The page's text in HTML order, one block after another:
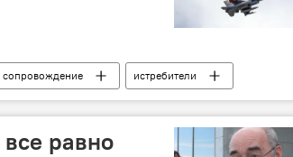
сопровождение истребители
равно